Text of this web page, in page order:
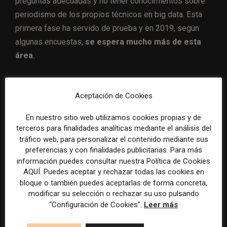
periodismo de los propios técnicos en big data. Esta
primera fase ha servido de prueba y en 2019, según
algunas encuestas, se espera mucho más de esta
área.
Las ilustraciones, corte de fotografías, y diseño en
general de las informaciones en los medios digitales
estánaún a años luz del perfeccionismo que, en
muchos casos, se logró en las ediciones impresas
Pese a que el componente visual es uno de los que
mayor relevancia tiene en este momento, muchos
Aceptación de Cookies
En nuestro sitio web utilizamos cookies propias y de
terceros para finalidades analíticas mediante el análisis del
tráfico web, para personalizar el contenido mediante sus
preferencias y con finalidades publicitarias. Para más
información puedes consultar nuestra Política de Cookies
AQUÍ. Puedes aceptar y rechazar todas las cookies en
bloque o también puedes aceptarlas de forma concreta,
modificar su selección o rechazar su uso pulsando
“Configuración de Cookies”. Leer más